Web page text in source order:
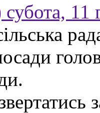
11